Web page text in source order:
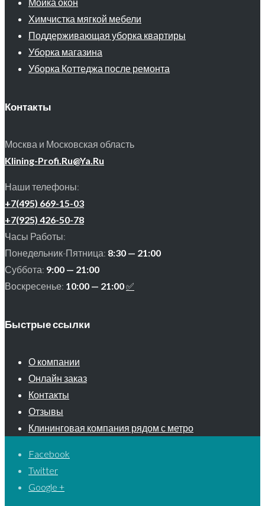
Химчистка мягкой мебели
Поддерживающая уборка квартиры
Уборка магазина
Уборка Коттеджа после ремонта
Контакты
Москва и Московская область
Klining-Profi.Ru@Ya.Ru
Наши телефоны:
+7(495) 669-15-03
+7(925) 426-50-78
Часы Работы:
Понедельник-Пятница: 8:30 — 21:00
Суббота: 9:00 — 21:00
Воскресенье: 10:00 — 21:00✅
Быстрые ссылки
О компании
Онлайн заказ
Контакты
Отзывы
Клининговая компания рядом с метро
Facebook
Twitter
Google +